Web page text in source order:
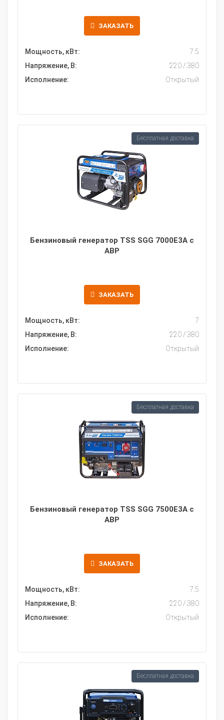
ЗАКАЗАТЬ
Мощность, кВт:
7.5
Напряжение, В:
220 / 380
Исполнение:
Открытый
Бензиновый генератор TSS SGG 7000E3A с
АВР
ЗАКАЗАТЬ
Мощность, кВт:
7
Напряжение, В:
220 / 380
Исполнение:
Открытый
Бесплатная доставка
Бензиновый генератор TSS SGG 7500Е3A с
АВР
ЗАКАЗАТЬ
Мощность, кВт:
7.5
Напряжение, В:
220 / 380
Исполнение:
Открытый
Бесплатная доставка
Бесплатная доставка